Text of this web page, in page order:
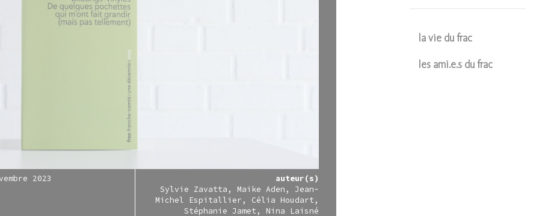
la vie du frac
les ami.e.s du frac
2023
auteur(s)
Sylvie Zavatta
Maike Aden
Jean-
Michel Espitallier
Célia Houdart
Stéphanie Jamet
Nina Laisné